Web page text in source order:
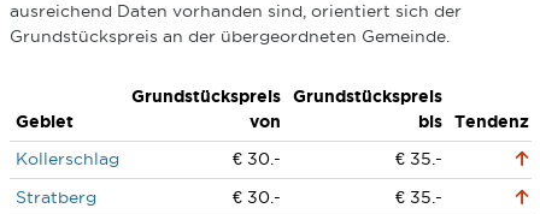
ausreichend Daten vorhanden sind, orientiert sich der
Grundstückspreis an der übergeordneten Gemeinde.
Gebiet
Grundstückspreis
von
Grundstückspreis
bis
Tendenz
Kollerschlag
€ 30.-
€ 35.-
Stratberg
€ 30.- € 35.-